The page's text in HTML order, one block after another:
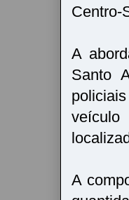
Centro-
A
Santo
A